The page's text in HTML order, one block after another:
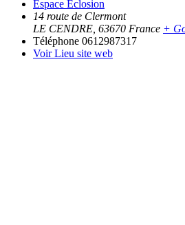
Espace Eclosion
14 route de Clermont
LE CENDRE 63670 France +
Téléphone 0612987317
Voir Lieu site web